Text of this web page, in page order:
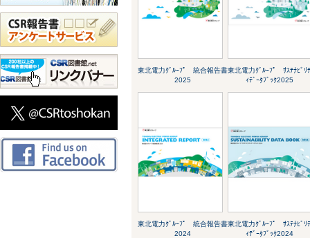
東北電力ｸﾞﾙｰﾌﾟ 統合報告書
2025
東北電力ｸﾞﾙｰﾌﾟ ｻｽﾃﾅﾋﾞﾘ
ｨﾃﾞｰﾀﾌﾞｯｸ2025
東北電力ｸﾞﾙｰﾌﾟ 統合報告書
2024
東北電力ｸﾞﾙｰﾌﾟ ｻｽﾃﾅﾋﾞﾘ
ｨﾃﾞｰﾀﾌﾞｯｸ2024